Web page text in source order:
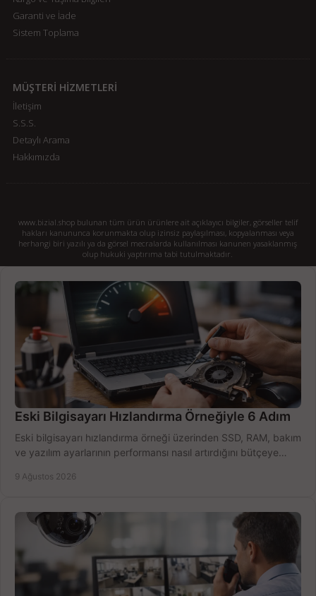
Garanti ve İade
Sistem Toplama
MÜŞTERİ HİZMETLERİ
İletişim
S.S.S.
Detaylı Arama
Hakkımızda
www.bizial.shop bulunan tüm ürün ürünlere ait açıklayıcı bilgiler, görseller telif
hakları kanununca korunmakta olup izinsiz paylaşılması, kopyalanması veya
herhangi biri yazılı ya da görsel mecralarda kullanılması kanunen yasaklanmış
olup hukuki yaptırıma tabi tutulmaktadır.
Eski Bilgisayarı Hızlandırma Örneğiyle 6 Adım
Eski bilgisayarı hızlandırma örneği üzerinden SSD, RAM, bakım
ve yazılım ayarlarının performansı nasıl artırdığını bütçeye
9 Ağustos 2026